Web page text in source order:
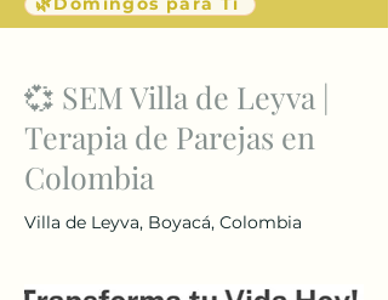
< Atrás
💞 SEM Villa de Leyva |
Terapia de Parejas en
Colombia
Villa de Leyva, Boyacá, Colombia